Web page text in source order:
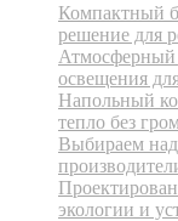
Компактный
решение для
Атмосферный
освещения
Напольный
тепло без
Выбираем
экологии и